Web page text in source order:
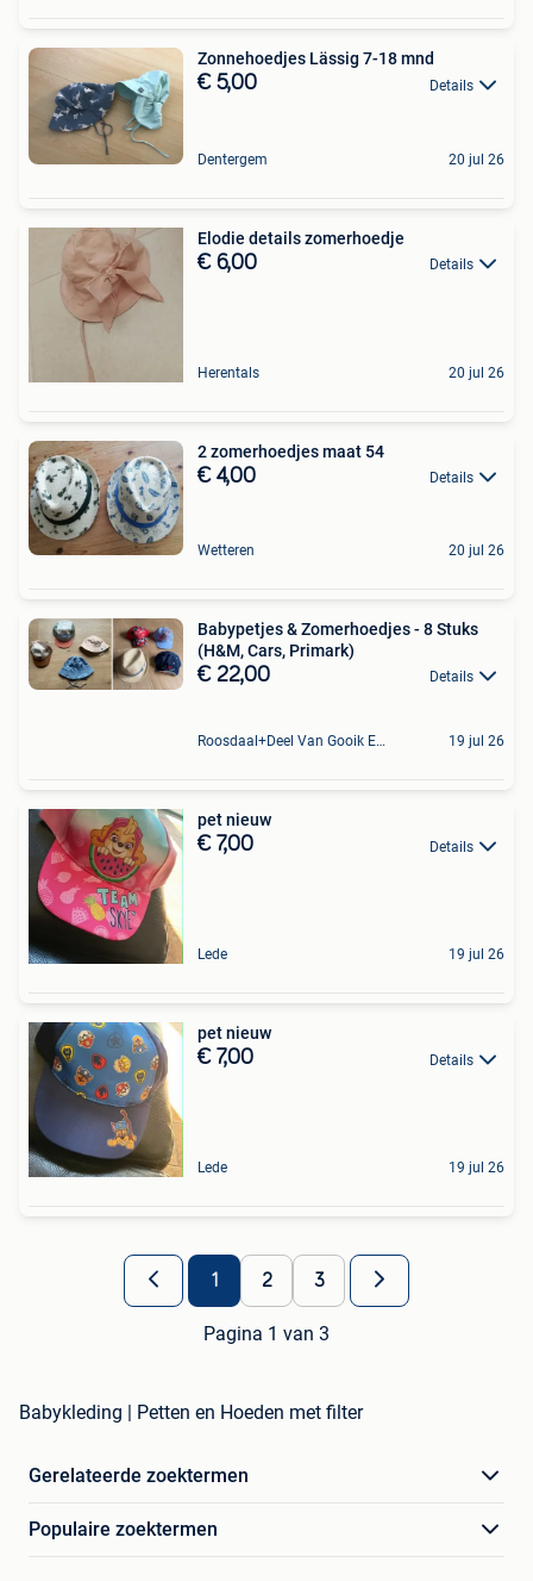
Zonnehoedjes Lässig 7-18 mnd
€ 5,00 Details
Dentergem 20 jul 26
Elodie details zomerhoedje
€ 6,00 Details
Herentals 20 jul 26
2 zomerhoedjes maat 54
€ 4,00 Details
Wetteren 20 jul 26
Babypetjes & Zomerhoedjes - 8 Stuks
(H&M, Cars, Primark)
€ 22,00 Details
Roosdaal+Deel Van Gooik En Sint-Kwintens-Lennik 19 jul 26
pet nieuw
€ 7,00 Details
Lede 19 jul 26
pet nieuw
€ 7,00 Details
Lede 19 jul 26
1 2 3
Pagina 1 van 3
Babykleding | Petten en Hoeden met filter
Gerelateerde zoektermen
Populaire zoektermen